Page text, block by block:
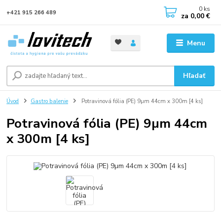
Menu
Hľadať
+421 915 266 489 0 ks
za 0,00 €
Úvod Gastro balenie Potravinová fólia (PE) 9µm 44cm x 300m [4 ks]
Potravinová fólia (PE) 9µm 44cm
x 300m [4 ks]